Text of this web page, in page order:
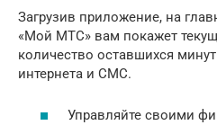
Загрузив приложение, на
«Мой МТС» вам покажет
количество оставшихся
интернета и СМС.
Управляйте своими